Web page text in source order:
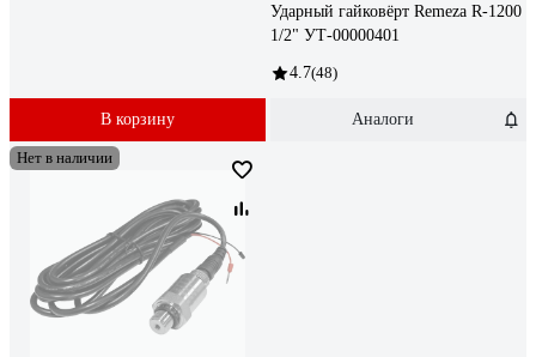
В корзину
Ударный гайковёрт Remeza R-1200
1/2" УТ-00000401
4.7(48)
Аналоги
Нет в наличии